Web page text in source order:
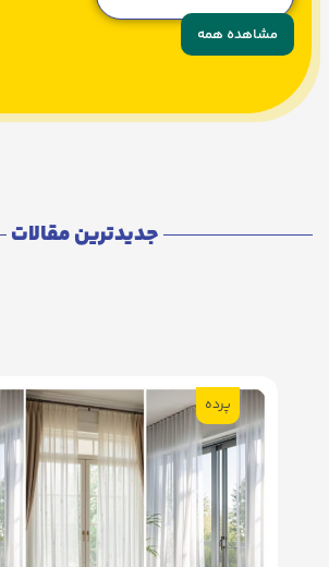
مشاهده همه
جدیدترین مقالات
پرده